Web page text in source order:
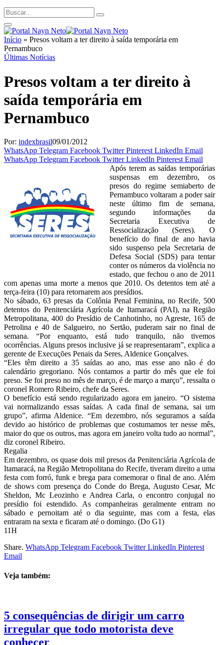
Início » Presos voltam a ter direito à saída temporária em
Pernambuco
Últimas Notícias
Presos voltam a ter direito à
saída temporária em
Pernambuco
Por: indexbrasil09/01/2012
WhatsApp Telegram Facebook Twitter Pinterest LinkedIn Email
WhatsApp Telegram Facebook Twitter LinkedIn Pinterest Email
Após terem as saídas temporárias
suspensas em dezembro, os
presos do regime semiaberto de
Pernambuco voltaram a poder sair
neste último fim de semana,
segundo informações da
Secretaria Executiva de
Ressocialização (Seres). O
benefício do final de ano havia
sido suspenso pela Secretaria de
Defesa Social (SDS) para tentar
conter os números da violência no
estado, que fechou o ano de 2011
com apenas uma morte a menos que 2010. Os detentos tem até a
terça-feira (10) para retornarem aos presídios.
No sábado, 63 presas da Colônia Penal Feminina, no Recife, 500
detentos do Penitenciária Agrícola de Itamaracá (PAI), na Região
Metropolitana, 400 do Presídio de Canhotinho, no Agreste, 165 de
Petrolina e 40 de Salgueiro, no Sertão, puderam sair no final de
semana. “Por enquanto, está tudo tranquilo, não tivemos
ocorrências. Alguns presos inclusive já se reapresentaram”, explica a
gerente de Execuções Penais da Seres, Aldenice Gonçalves.
“Eles têm direito a 35 saídas ao ano, mas esse ano não é do
calendário gregoriano. Nós contamos a partir do mês que ele foi
preso. Se foi preso no mês de março, é de março a março”, ressalta o
coronel Romero Ribeiro, chefe da Seres.
O benefício está sendo regularizado agora em janeiro. “O sistema
vai normalizando essas saídas. A cada final de semana, sai um
grupo”, afirma Aldenice. “Em dezembro, nós seguramos a saída
devido ao histórico de problemas que costumamos ter nesse mês,
maior do que os outros, mas agora em janeiro volta tudo ao normal”,
diz coronel Ribeiro.
Regalia
Em dezembro, os quase dois mil presos da Penitenciária Agrícola de
Itamaracá, na Região Metropolitana do Recife, tiveram direito a uma
festa com forró, funk e brega para comemorar o final de ano. Além
de shows com presença do Conde do Brega, Augusto Cesar, Mc
Sheldon, Mc Leozinho e Andrea Carla, o encontro conjugal no
presídio foi estendido. As companheiras geralmente entram no
sábado e pernoitam até o dia seguinte, mas com a festa, elas
entraram na sexta e ficaram até o domingo. (Do G1)
11H
Share. WhatsApp Telegram Facebook Twitter LinkedIn Pinterest
Email
Veja também:
5 consequências de dirigir um carro
irregular que todo motorista deve
conhecer